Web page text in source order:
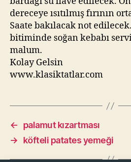
dereceye ısıtılmış fırının
Saate bakılacak not
bitiminde soğan kebabı
malum.
Kolay Gelsin
www.klasiktatlar.com
←
palamut kızartması
→
köfteli patates yemeği